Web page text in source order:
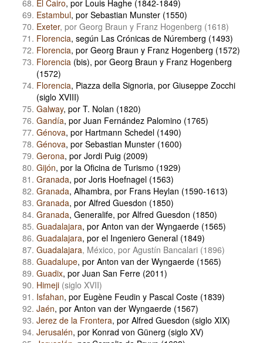
El Cairo, por Louis Haghe (1842-1849)
Estambul, por Sebastian Munster (1550)
Exeter, por Georg Braun y Franz Hogenberg (1618)
Florencia, según Las Crónicas de Núremberg (1493)
Florencia, por Georg Braun y Franz Hogenberg (1572)
Florencia (bis), por Georg Braun y Franz Hogenberg
(1572)
Florencia, Piazza della Signoria, por Giuseppe Zocchi
(siglo XVIII)
Galway, por T. Nolan (1820)
Gandía, por Juan Fernández Palomino (1765)
Génova, por Hartmann Schedel (1490)
Génova, por Sebastian Munster (1600)
Gerona, por Jordi Puig (2009)
Gijón, por la Oficina de Turismo (1929)
Granada, por Joris Hoefnagel (1563)
Granada, Alhambra, por Frans Heylan (1590-1613)
Granada, por Alfred Guesdon (1850)
Granada, Generalife, por Alfred Guesdon (1850)
Guadalajara, por Anton van der Wyngaerde (1565)
Guadalajara, por el Ingeniero General (1849)
Guadalajara, México, por Agustín Bancalari (1896)
Guadalupe, por Anton van der Wyngaerde (1565)
Guadix, por Juan San Ferre (2011)
Himeji (siglo XVII)
Isfahan, por Eugène Feudin y Pascal Coste (1839)
Jaén, por Anton van der Wyngaerde (1567)
Jerez de la Frontera, por Alfred Guesdon (siglo XIX)
Jerusalén, por Konrad von Günerg (siglo XV)